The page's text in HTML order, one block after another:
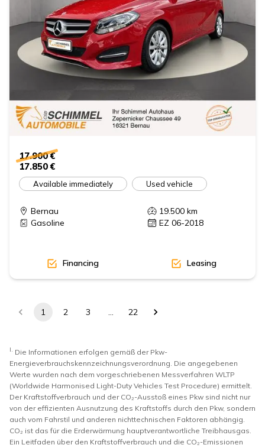
17.900 €
17.850 €
Available immediately Used vehicle
Bernau 19.500 km
Gasoline
EZ 06-2018
Financing Leasing
1 2 3 … 22
I. Die Informationen erfolgen gemäß der Pkw-
Energieverbrauchskennzeichnungsverordnung. Die angegebenen
Werte wurden nach dem vorgeschriebenen Messverfahren WLTP
(Worldwide Harmonised Light-Duty Vehicles Test Procedure) ermittelt.
Der Kraftstoffverbrauch und der CO₂-Ausstoß eines Pkw sind nicht nur
von der effizienten Ausnutzung des Kraftstoffs durch den Pkw, sondern
auch vom Fahrstil und anderen nichttechnischen Faktoren abhängig.
CO₂ ist das für die Erderwärmung hauptverantwortliche Treibhausgas.
Ein Leitfaden über den Kraftstoffverbrauch und die CO₂-Emissionen